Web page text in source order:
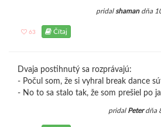
pridal shamandňa
63 Čítaj
Dvaja postihnutý sa rozprávajú:
- Počul som, že si vyhral break dance
- No to sa stalo tak, že som prešiel po
pridal Peterdňa